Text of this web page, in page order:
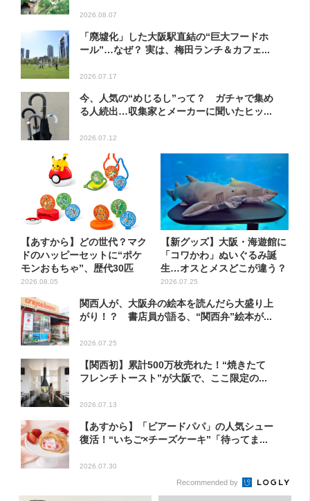
2026.08.07
「廃墟化」した大阪駅直結の“巨大フードホ
ール”…なぜ？ 実は、梅田ランチ＆カフェ...
2026.07.17
今、人気の“めじるし”って？ ガチャで集め
る人続出…収集家とメーカーに聞いたヒッ...
2026.07.12
【あすから】どの世代？マク
ドのハッピーセットに“ポケ
モンおもちゃ”、歴代30匹
に...
2026.08.05
【新グッズ】大阪・海遊館に
「コワかわ」ぬいぐるみ誕
生…オスとメスどこが違う？
飼...
2026.07.25
関西人が、大阪弁の絵本を読んだら大盛り上
がり！？ 書店員が語る、“関西弁”絵本が...
2026.07.25
【関西初】累計500万枚売れた！“焼きたて
フレンチトースト”が大阪で、ここ限定の...
2026.07.13
【あすから】「ビアードパパ」の人気シュー
復活！“いちご×チーズケーキ”「待ってま...
2026.07.30
Recommended by